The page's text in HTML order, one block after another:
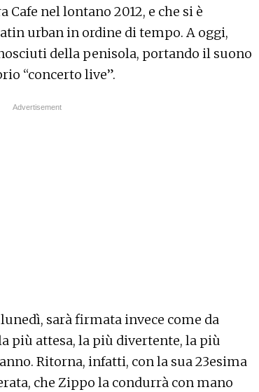
nel lontano 2012, e che si è
urban in ordine di tempo. A oggi,
della penisola, portando il suono
“concerto live”.
sarà firmata invece come da
più attesa, la più divertente, la più
Ritorna, infatti, con la sua 23esima
che Zippo la condurrà con mano